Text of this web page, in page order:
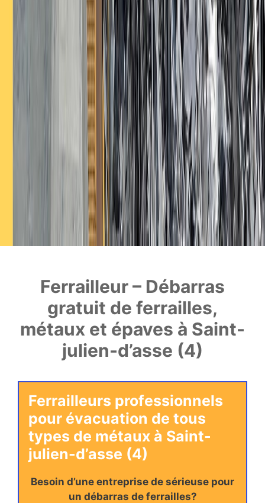
Ferrailleur – Débarras
gratuit de ferrailles,
métaux et épaves à Saint-
julien-d’asse (4)
Ferrailleurs professionnels
pour évacuation de tous
types de métaux à Saint-
julien-d’asse (4)
Besoin d’une entreprise de sérieuse pour
un débarras de ferrailles?